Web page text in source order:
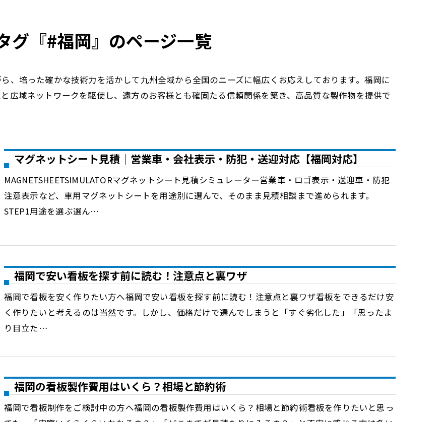
グ『#福岡』のページ一覧
、培った確かな技術力を活かして九州全域から全国のニーズに幅広くお応えしております。福岡に
広域ネットワークを駆使し、遠方のお客様とも確固たる信頼関係を築き、高品質な製作物を提供で
マグネットシート見積｜営業車・会社表示・防犯・送迎対応【福岡対応】
MAGNETSHEETSIMULATORマグネットシート見積シミュレーター営業車・ロゴ表示・送迎車・防犯
注意表示など、車用マグネットシートを用途別に選んで、そのまま見積相談まで進められます。
STEP1用途を選ぶ選ん…
福岡で安い看板を探す前に読む！注意点と裏ワザ
福岡で看板を安く作りたい方へ福岡で安い看板を探す前に読む！注意点と裏ワザ看板をできるだけ安
く作りたいと考えるのは当然です。しかし、価格だけで選んでしまうと「すぐ劣化した」「思ったよ
り目立た…
福岡の看板製作費用はいくら？相場と節約術
福岡で看板制作をご検討中の方へ福岡の看板製作費用はいくら？相場と節約術看板を作りたいと思っ